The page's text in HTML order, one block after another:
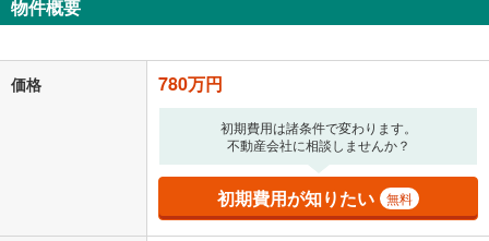
閉じる
月々の返済額
「金利」については、ご利用を予定されている金融機関等にご確認の
上、ご自身での入力をお願いいたします。初期設定で自動入力されてい
る値は、実際の金融機関等における貸出金利とは何ら関係がなく、実際
の金融機関等における貸出金利を何ら保証するものではありません。返
済方法「元利均等返済」にて算出しております。入力された金利を35年
適用した場合の計算結果を表示しています。
その他月額費用や、初期費用がかかります。ご注意ください。実際にお
借り入れの際は各金融機関等に、必ずご自身でご確認をお願いいたしま
物件概要
価格 780万円
初期費用は諸条件で変わります。
不動産会社に相談しませんか？
初期費用が知りたい 無料